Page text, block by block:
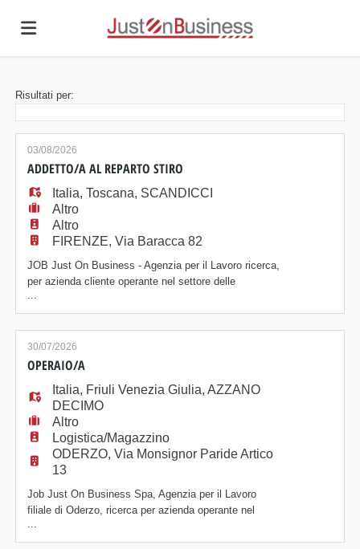
Offerte
di
lavoro
Carica
ilLogin
Risultati per:
03/08/2026
ADDETTO/A AL REPARTO STIRO
Italia, Toscana, SCANDICCI
Altro
Altro
FIRENZE, Via Baracca 82
JOB Just On Business - Agenzia per il Lavoro ricerca,
per azienda cliente operante nel settore delle
lavanderie industriali, un/a Addetto/a al reparto stiro.
Posizione Le risorse saranno inserite all'interno del
reparto stiro e si occuperanno di: - Piegatura degli
indumenti; - Posizionamento dei capi sui mangani per
lo stiro; - Controllo qual
...
30/07/2026
OPERAIO/A
Italia, Friuli Venezia Giulia, AZZANO
DECIMO
Altro
Logistica/Magazzino
ODERZO, Via Monsignor Paride Artico
13
Job Just On Business Spa, Agenzia per il Lavoro
filiale di Oderzo, ricerca per azienda operante nel
settore logistico, OPERAIO/A ADDETTO/A AL
MAGAZZINO Le risorse saranno inserite all'interno del
...